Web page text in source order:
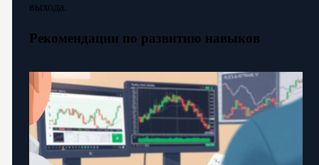
выхода.
Рекомендации по развитию навыков